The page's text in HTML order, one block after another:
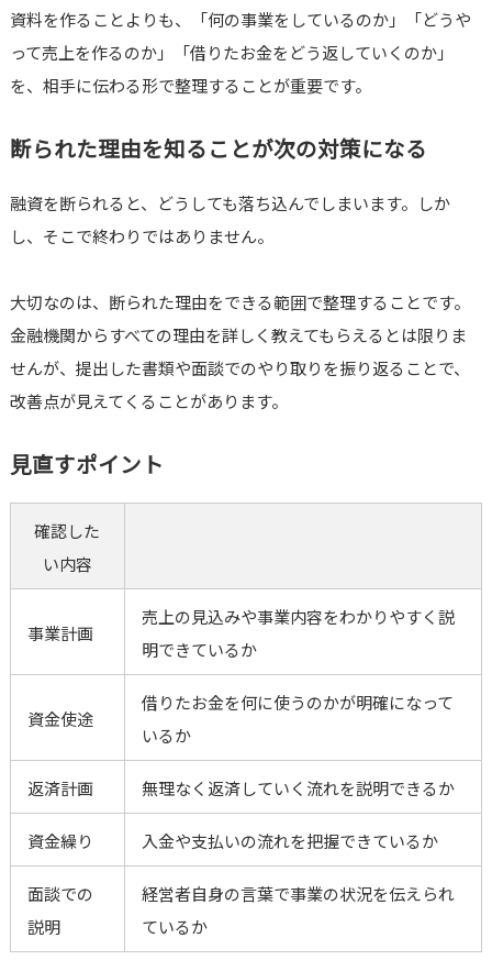
資料を作ることよりも、「何の事業をしているのか」「どうや
って売上を作るのか」「借りたお金をどう返していくのか」
を、相手に伝わる形で整理することが重要です。
断られた理由を知ることが次の対策になる
融資を断られると、どうしても落ち込んでしまいます。しか
し、そこで終わりではありません。
大切なのは、断られた理由をできる範囲で整理することです。
金融機関からすべての理由を詳しく教えてもらえるとは限りま
せんが、提出した書類や面談でのやり取りを振り返ることで、
改善点が見えてくることがあります。
見直すポイント
確認した
い内容
事業計画
売上の見込みや事業内容をわかりやすく説
明できているか
資金使途
借りたお金を何に使うのかが明確になって
いるか
返済計画 無理なく返済していく流れを説明できるか
資金繰り 入金や支払いの流れを把握できているか
面談での
説明
経営者自身の言葉で事業の状況を伝えられ
ているか